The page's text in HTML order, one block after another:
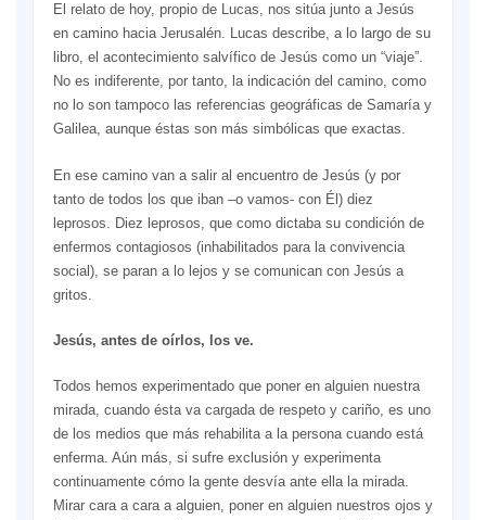
El relato de hoy, propio de Lucas, nos sitúa junto a Jesús
en camino hacia Jerusalén. Lucas describe, a lo largo de su
libro, el acontecimiento salvífico de Jesús como un “viaje”.
No es indiferente, por tanto, la indicación del camino, como
no lo son tampoco las referencias geográficas de Samaría y
Galilea, aunque éstas son más simbólicas que exactas.
En ese camino van a salir al encuentro de Jesús (y por
tanto de todos los que iban –o vamos- con Él) diez
leprosos. Diez leprosos, que como dictaba su condición de
enfermos contagiosos (inhabilitados para la convivencia
social), se paran a lo lejos y se comunican con Jesús a
gritos.
Jesús, antes de oírlos, los ve.
Todos hemos experimentado que poner en alguien nuestra
mirada, cuando ésta va cargada de respeto y cariño, es uno
de los medios que más rehabilita a la persona cuando está
enferma. Aún más, si sufre exclusión y experimenta
continuamente cómo la gente desvía ante ella la mirada.
Mirar cara a cara a alguien, poner en alguien nuestros ojos y